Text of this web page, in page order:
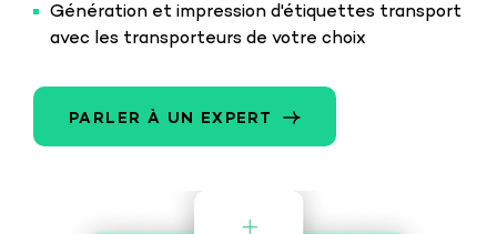
Génération et impression d'étiquettes transport
avec les transporteurs de votre choix
PARLER À UN EXPERT